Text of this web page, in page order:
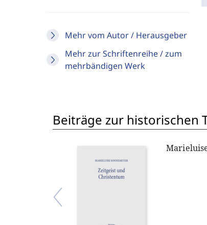
Mehr vom Autor / Herausgeber
Mehr zur Schriftenreihe / zum
mehrbändigen Werk
Beiträge zur historischen